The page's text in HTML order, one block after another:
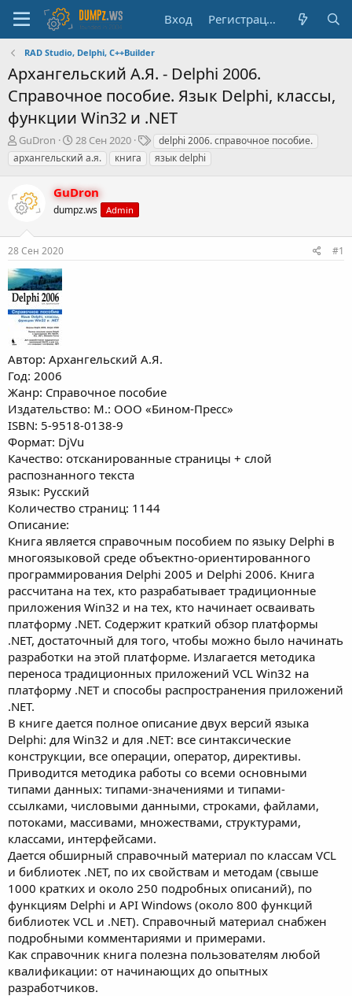
Вход Регистрация
RAD Studio, Delphi, C++Builder
Архангельский А.Я. - Delphi 2006.
Справочное пособие. Язык Delphi, классы,
функции Win32 и .NET
А
в
т
р
т
м
ы
GuDron
Д
а
т
н
а
а
28 Сен 2020
Т
е
г
delphi 2006. справочное пособие.
архангельский а.я.
книга язык delphi
GuDron
dumpz.ws Admin
28 Сен 2020 #1
Автор: Архангельский А.Я.
Год: 2006
Жанр: Справочное пособие
Издательство: М.: ООО «Бином-Пресс»
ISBN: 5-9518-0138-9
Формат: DjVu
Качество: отсканированные страницы + слой
распознанного текста
Язык: Русский
Количество страниц: 1144
Описание:
Книга является справочным пособием по языку Delphi в
многоязыковой среде объектно-ориентированного
программирования Delphi 2005 и Delphi 2006. Книга
рассчитана на тех, кто разрабатывает традиционные
приложения Win32 и на тех, кто начинает осваивать
платформу .NET. Содержит краткий обзор платформы
.NET, достаточный для того, чтобы можно было начинать
разработки на этой платформе. Излагается методика
переноса традиционных приложений VCL Win32 на
платформу .NET и способы распространения приложений
.NET.
В книге дается полное описание двух версий языка
Delphi: для Win32 и для .NET: все синтаксические
конструкции, все операции, оператор, директивы.
Приводится методика работы со всеми основными
типами данных: типами-значениями и типами-
ссылками, числовыми данными, строками, файлами,
потоками, массивами, множествами, структурами,
классами, интерфейсами.
Дается обширный справочный материал по классам VCL
и библиотек .NET, по их свойствам и методам (свыше
1000 кратких и около 250 подробных описаний), по
функциям Delphi и API Windows (около 800 функций
библиотек VCL и .NET). Справочный материал снабжен
подробными комментариями и примерами.
Как справочник книга полезна пользователям любой
квалификации: от начинающих до опытных
разработчиков.